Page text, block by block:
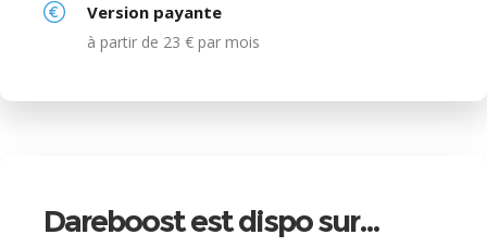
Version payante
à partir de 23 € par mois
Dareboost est dispo sur…